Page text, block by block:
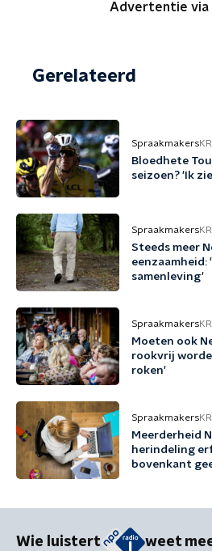
Advertentie via
Gerelateerd
Spraakmakers
Bloedhete
seizoen? 'Ik
Spraakmakers
Steeds meer
samenleving'
Spraakmakers
Moeten ook
rookvrij
roken'
Spraakmakers
Meerderheid
herindeling
bovenkant
Wie luistert weet